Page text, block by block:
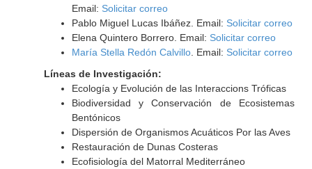
Email: Solicitar correo
Pablo Miguel Lucas Ibáñez. Email: Solicitar correo
Elena Quintero Borrero. Email: Solicitar correo
María Stella Redón Calvillo. Email: Solicitar correo
Líneas de Investigación:
Ecología y Evolución de las Interaccions Tróficas
Biodiversidad y Conservación de Ecosistemas
Bentónicos
Dispersión de Organismos Acuáticos Por las Aves
Restauración de Dunas Costeras
Ecofisiología del Matorral Mediterráneo